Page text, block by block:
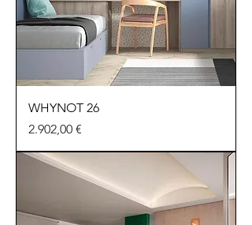
WHYNOT 26
Preu
2.902,00 €